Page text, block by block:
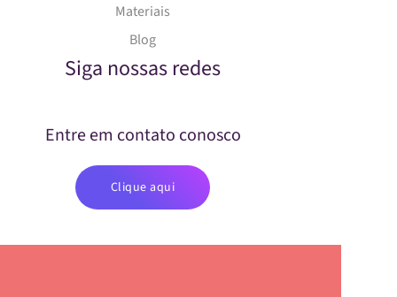
Materiais
Blog
Siga nossas redes
Entre em contato conosco
Clique aqui